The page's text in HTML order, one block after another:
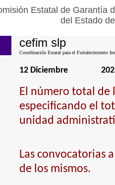
Estatal de Garantía
del Estado
cefim slp
Coordinación Estatal para el Fortalecimiento
12 Diciembre
El número total de
especificando el
unidad
Las convocatorias
de los mismos.